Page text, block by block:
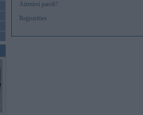
Aizmirsi paroli?
Reģistrēties